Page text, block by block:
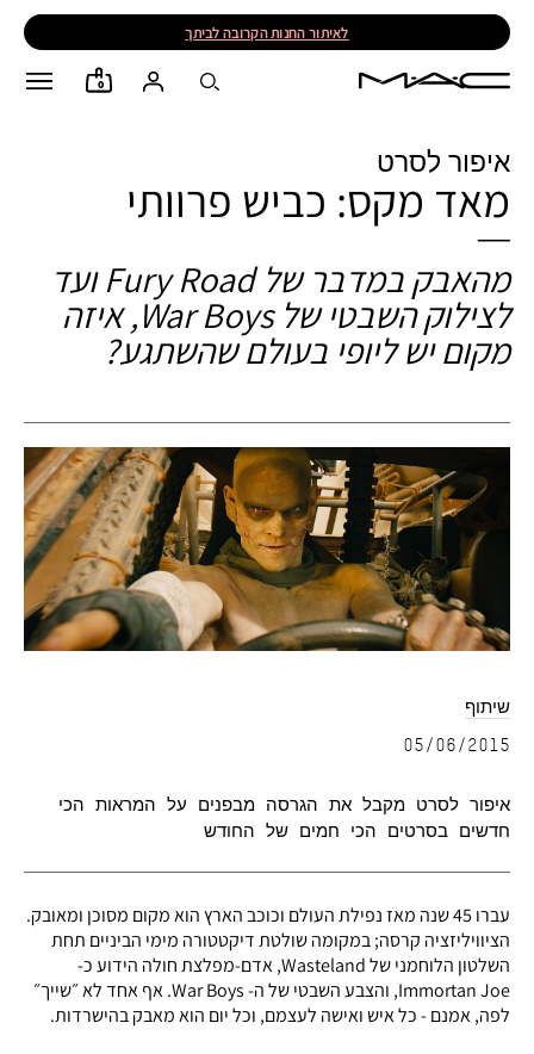
לאיתור החנות הקרובה לביתך
0
איפור לסרט
מאד מקס: כביש פרוותי
מהאבק במדבר של Fury Road ועד
לצילוק השבטי של War Boys, איזה
מקום יש ליופי בעולם שהשתגע?
שיתוף
05/06/2015
איפור לסרט מקבל את הגרסה מבפנים על המראות הכי
חדשים בסרטים הכי חמים של החודש
עברו 45 שנה מאז נפילת העולם וכוכב הארץ הוא מקום מסוכן ומאובק.
הציוויליזציה קרסה; במקומה שולטת דיקטטורה מימי הביניים תחת
השלטון הלוחמני של Wasteland, אדם-מפלצת חולה הידוע כ-
Immortan Joe, והצבע השבטי של ה- War Boys. אף אחד לא ״שייך״
לפה, אמנם - כל איש ואישה לעצמם, וכל יום הוא מאבק בהישרדות.